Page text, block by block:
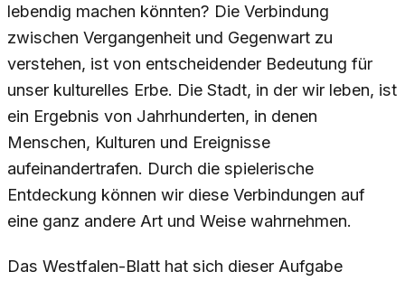
lebendig machen könnten? Die Verbindung
zwischen Vergangenheit und Gegenwart zu
verstehen, ist von entscheidender Bedeutung für
unser kulturelles Erbe. Die Stadt, in der wir leben, ist
ein Ergebnis von Jahrhunderten, in denen
Menschen, Kulturen und Ereignisse
aufeinandertrafen. Durch die spielerische
Entdeckung können wir diese Verbindungen auf
eine ganz andere Art und Weise wahrnehmen.
Das Westfalen-Blatt hat sich dieser Aufgabe